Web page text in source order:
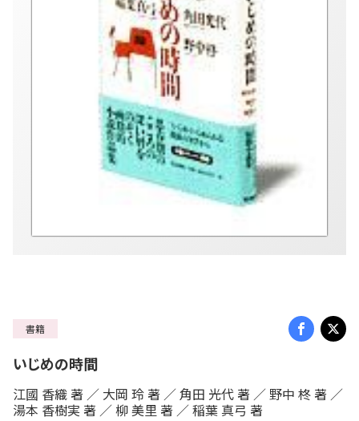
書籍
いじめの時間
江國 香織 著 ／ 大岡 玲 著 ／ 角田 光代 著 ／ 野中 柊 著 ／
湯本 香樹実 著 ／ 柳 美里 著 ／ 稲葉 真弓 著